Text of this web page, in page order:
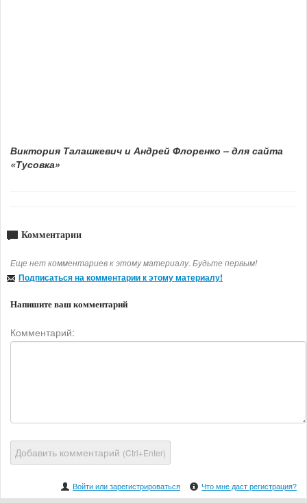
Виктория Талашкевич и Андрей Флоренко – для сайта
«Тусовка»
Комментарии
Еще нет комментариев к этому материалу. Будьте первым!
Подписаться на комментарии к этому материалу!
Напишите ваш комментарий
Комментарий:
Добавить комментарий (Ctrl+Enter)
Войти или зарегистрироваться Что мне даст регистрация?